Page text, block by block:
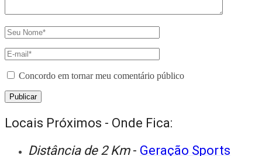
Concordo em tornar meu comentário público
Locais Próximos - Onde Fica:
Distância de 2 Km - Geração Sports